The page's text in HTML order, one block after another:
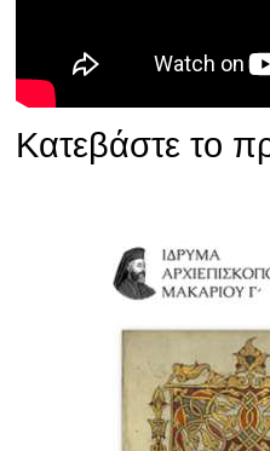
Κατεβάστε το